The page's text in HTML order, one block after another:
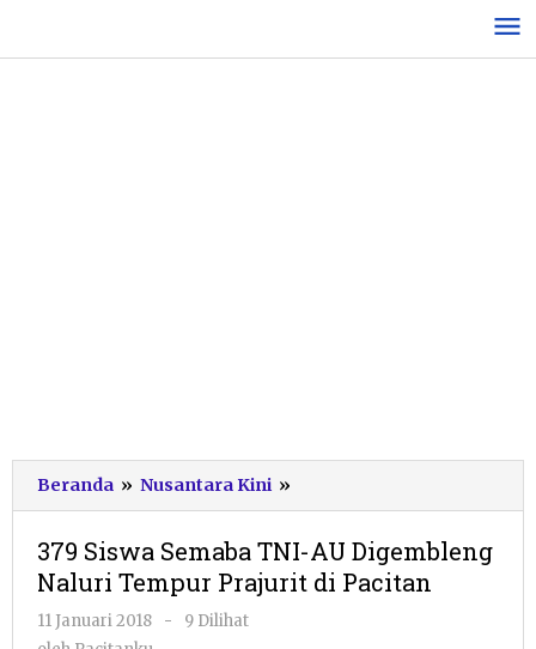
konten
Beranda » Nusantara Kini »
Siswa
TNI-
AU
379 Siswa Semaba TNI-AU Digembleng
Naluri Tempur Prajurit di Pacitan
11 Januari 2018
oleh
-
9 Dilihat